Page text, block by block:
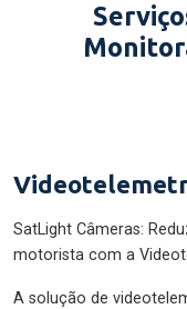
SatLight Câmeras:
motorista com a
A solução de